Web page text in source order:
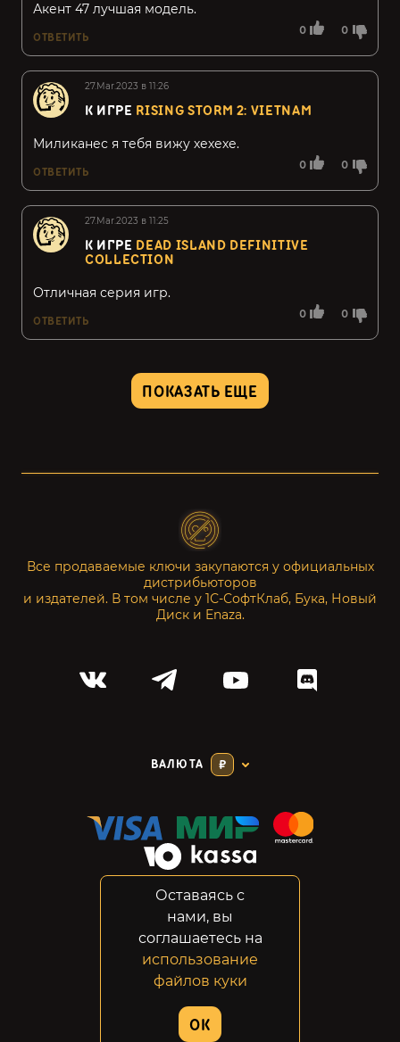
0 0
Акент 47 лучшая модель.
ОТВЕТИТЬ
27.Mar.2023 в 11:26
К ИГРЕ RISING STORM 2: VIETNAM
0 0
Миликанес я тебя вижу хехехе.
ОТВЕТИТЬ
27.Mar.2023 в 11:25
К ИГРЕ DEAD ISLAND DEFINITIVE
COLLECTION
0 0
Отличная серия игр.
ОТВЕТИТЬ
ПОКАЗАТЬ ЕЩЕ
Все продаваемые ключи закупаются у официальных
дистрибьюторов
и издателей. В том числе у 1С-СофтКлаб, Бука, Новый
Диск и Enaza.
ВАЛЮТА ₽
Конфиденциальность
Возвраты
Правовая информация
© 2014-2026 GabeStore
ADN Digital Studio
Оставаясь с
нами, вы
соглашаетесь на
использование
файлов куки
OK